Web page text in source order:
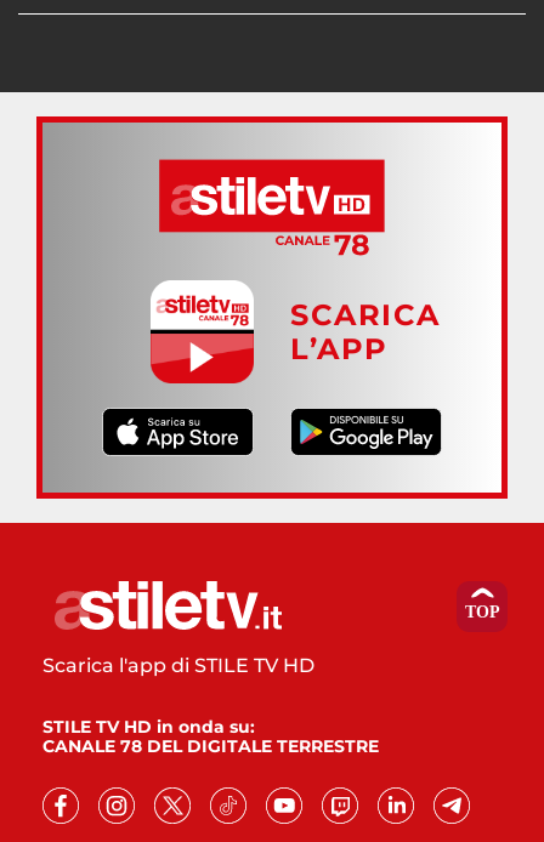
SCARICA
L’APP
Scarica l'app di STILE TV HD
STILE TV HD in onda su:
CANALE 78 DEL DIGITALE TERRESTRE